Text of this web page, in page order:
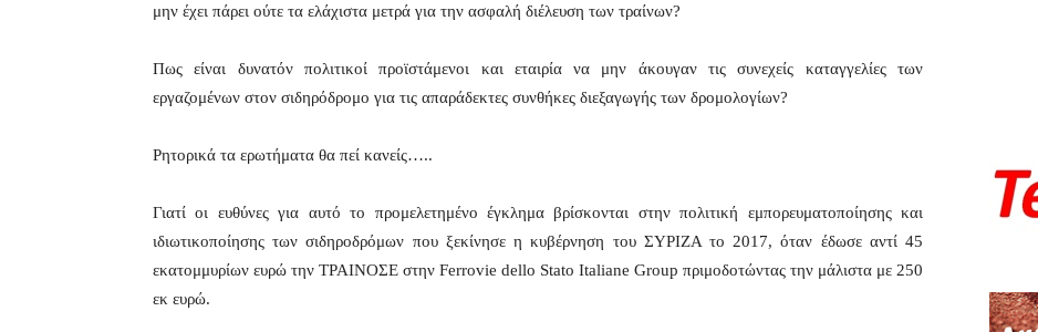
μην έχει πάρει ούτε τα ελάχιστα μετρά για την ασφαλή διέλευση των τραίνων?
Πως είναι δυνατόν πολιτικοί προϊστάμενοι και εταιρία να μην άκουγαν τις συνεχείς καταγγελίες των
εργαζομένων στον σιδηρόδρομο για τις απαράδεκτες συνθήκες διεξαγωγής των δρομολογίων?
Ρητορικά τα ερωτήματα θα πεί κανείς…..
Γιατί οι ευθύνες για αυτό το προμελετημένο έγκλημα βρίσκονται στην πολιτική εμπορευματοποίησης και
ιδιωτικοποίησης των σιδηροδρόμων που ξεκίνησε η κυβέρνηση του ΣΥΡΙΖΑ το 2017, όταν έδωσε αντί 45
εκατομμυρίων ευρώ την ΤΡΑΙΝΟΣΕ στην Ferrovie dello Stato Italiane Group πριμοδοτώντας την μάλιστα με 250
εκ ευρώ.